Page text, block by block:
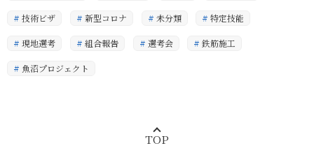
技術ビザ 新型コロナ 未分類 特定技能
現地選考 組合報告 選考会 鉄筋施工
魚沼プロジェクト
TOP